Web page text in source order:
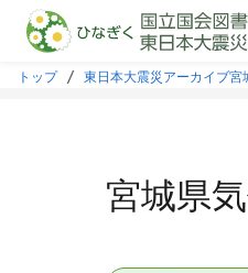
本文に飛ぶ
トップ 東日本大震災アーカイブ宮
宮城県